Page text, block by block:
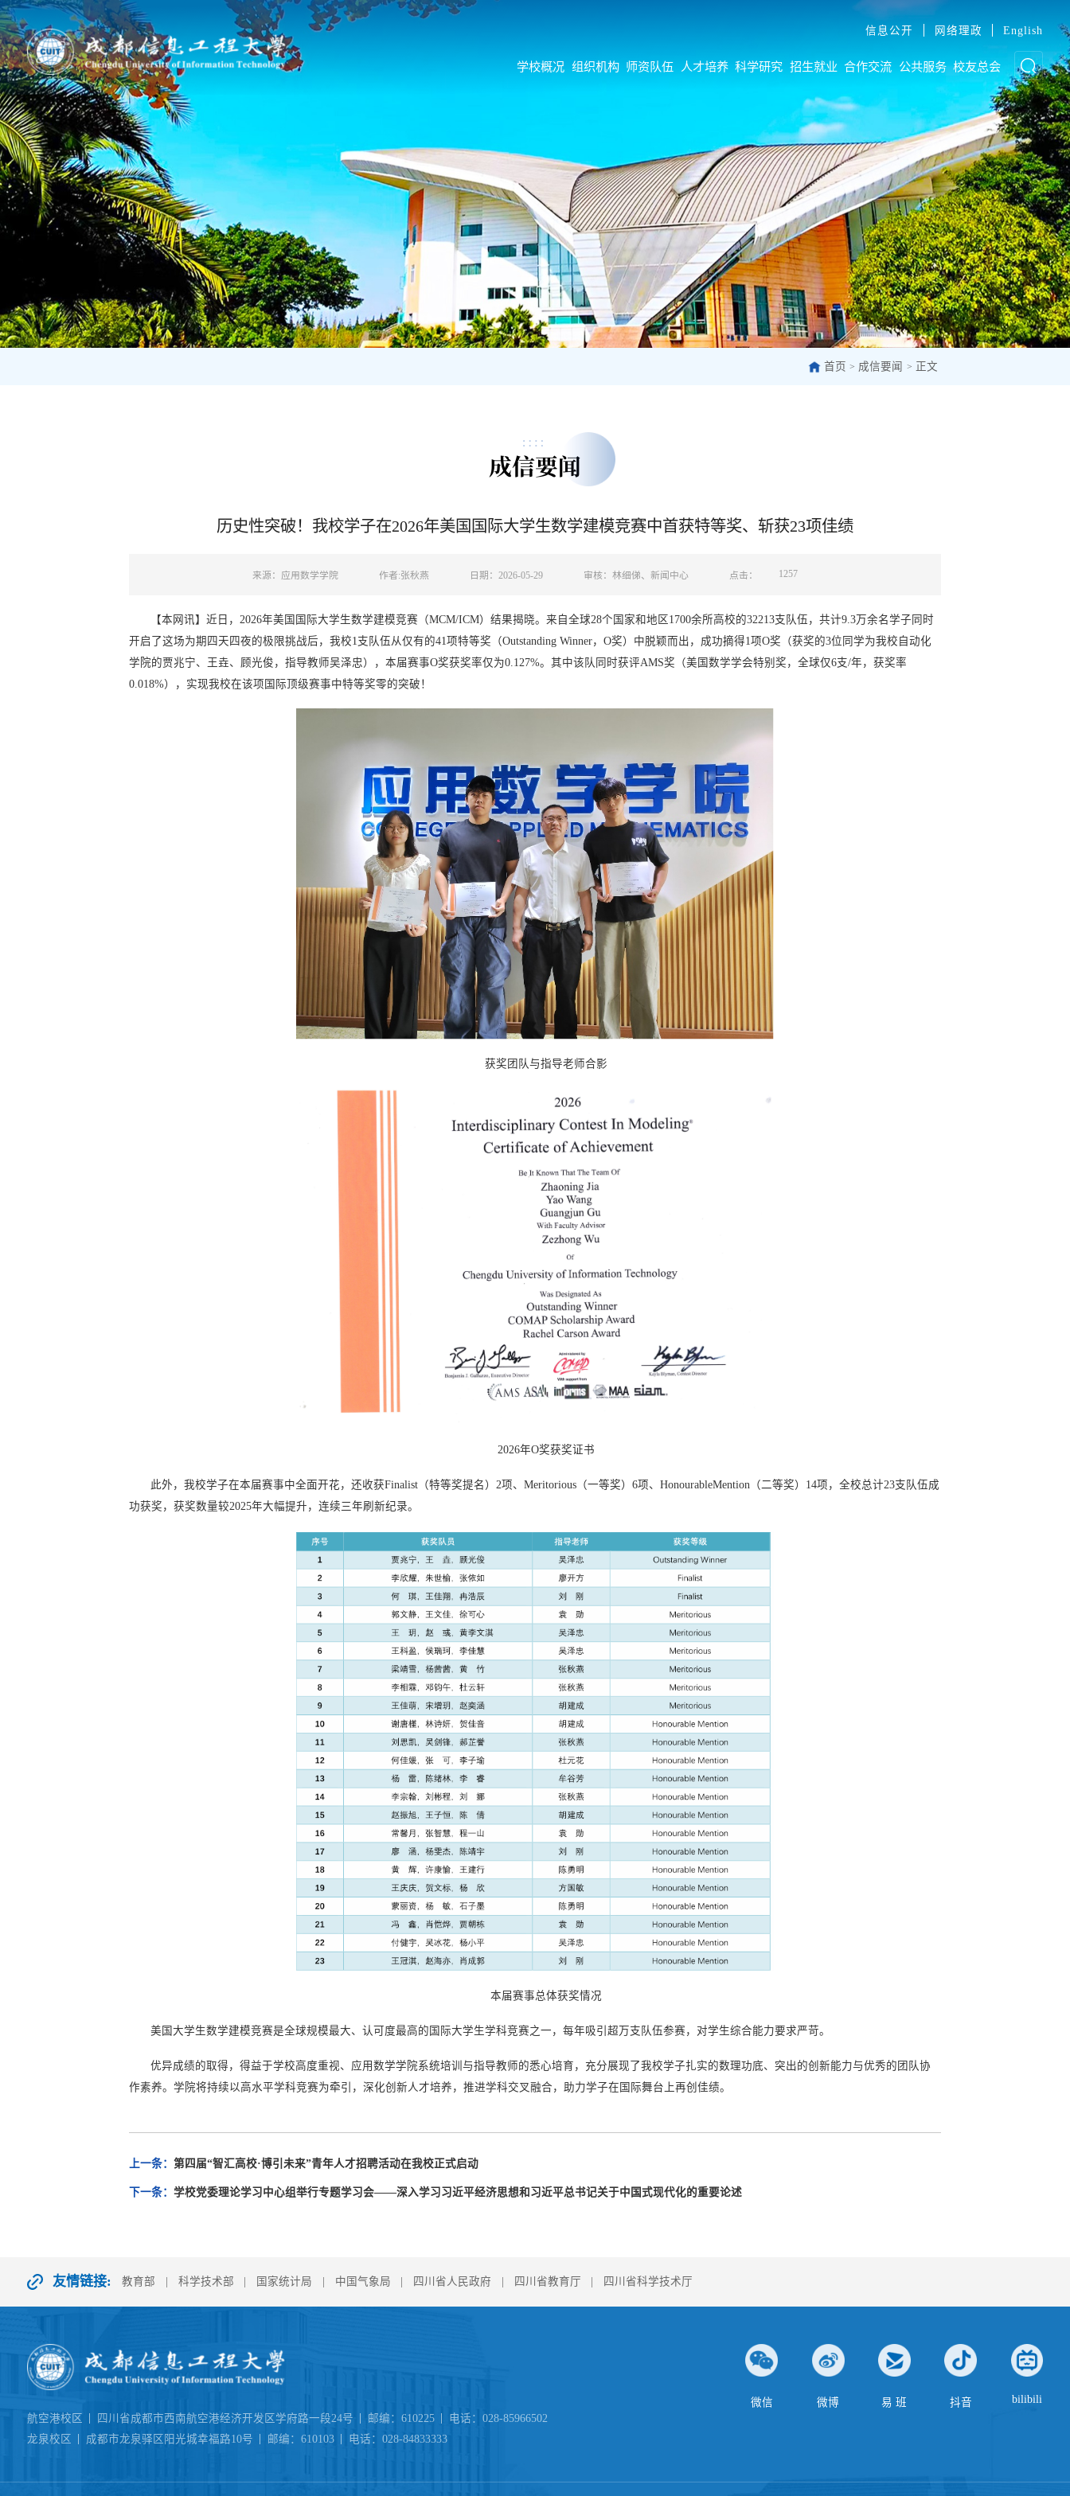
信息公开 网络理政 English
学校概况 组织机构 师资队伍 人才培养 科学研究 招生就业 合作交流 公共服务 校友总会
首页 > 成信要闻 > 正文
成信要闻
历史性突破！我校学子在2026年美国国际大学生数学建模竞赛中首获特等奖、斩获23项佳绩
来源：应用数学学院 作者:张秋燕 日期：2026-05-29 审核：林细俤、新闻中心 点击： 1257
【本网讯】近日，2026年美国国际大学生数学建模竞赛（MCM/ICM）结果揭晓。来自全球28个国家和地区1700余所高校的32213支队伍，共计9.3万余名学子同时
开启了这场为期四天四夜的极限挑战后，我校1支队伍从仅有的41项特等奖（Outstanding Winner，O奖）中脱颖而出，成功摘得1项O奖（获奖的3位同学为我校自动化
学院的贾兆宁、王垚、顾光俊，指导教师吴泽忠），本届赛事O奖获奖率仅为0.127%。其中该队同时获评AMS奖（美国数学学会特别奖，全球仅6支/年，获奖率
0.018%），实现我校在该项国际顶级赛事中特等奖零的突破！
获奖团队与指导老师合影
2026年O奖获奖证书
此外，我校学子在本届赛事中全面开花，还收获Finalist（特等奖提名）2项、Meritorious（一等奖）6项、HonourableMention（二等奖）14项，全校总计23支队伍成
功获奖，获奖数量较2025年大幅提升，连续三年刷新纪录。
本届赛事总体获奖情况
美国大学生数学建模竞赛是全球规模最大、认可度最高的国际大学生学科竞赛之一，每年吸引超万支队伍参赛，对学生综合能力要求严苛。
优异成绩的取得，得益于学校高度重视、应用数学学院系统培训与指导教师的悉心培育，充分展现了我校学子扎实的数理功底、突出的创新能力与优秀的团队协
作素养。学院将持续以高水平学科竞赛为牵引，深化创新人才培养，推进学科交叉融合，助力学子在国际舞台上再创佳绩。
上一条： 第四届“智汇高校·博引未来”青年人才招聘活动在我校正式启动
下一条： 学校党委理论学习中心组举行专题学习会——深入学习习近平经济思想和习近平总书记关于中国式现代化的重要论述
友情链接: 教育部 科学技术部 国家统计局 中国气象局 四川省人民政府 四川省教育厅 四川省科学技术厅
航空港校区 四川省成都市西南航空港经济开发区学府路一段24号 邮编：610225
电话：028-85966502
龙泉校区
成都市龙泉驿区阳光城幸福路10号 邮编：610103 电话：028-84833333
微信 微博 易 班 抖音 bilibili